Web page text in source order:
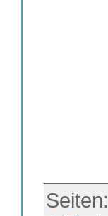
Seiten: